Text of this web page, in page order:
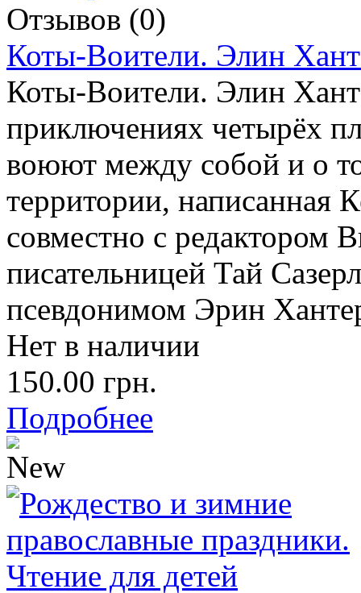
Отзывов (0)
Коты-Воители. Элин
Коты-Воители. Элин
приключениях четырёх
воюют между собой и о
территории, написанная
совместно с редактором
писательницей Тай
псевдонимом Эрин
Нет в наличии
150.00 грн.
Подробнее